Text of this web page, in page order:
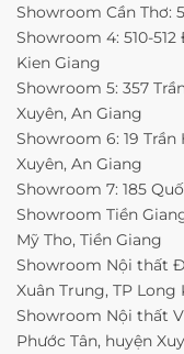
Showroom Cần Thơ:
Showroom 4: 510-
Kien Giang
Showroom 5: 357
Xuyên, An Giang
Showroom 6: 19
Xuyên, An Giang
Showroom 7: 185
Showroom Tiền
Mỹ Tho, Tiền Giang
Showroom Nội thất
Xuân Trung, TP
Showroom Nội thất
Phước Tân, huyện